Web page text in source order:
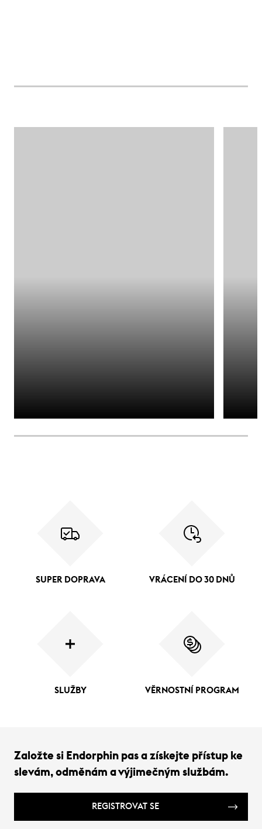
SUPER DOPRAVA VRÁCENÍ DO 30 DNŮ
SLUŽBY VĚRNOSTNÍ PROGRAM
Založte si Endorphin pas a získejte přístup ke
slevám, odměnám a výjimečným službám.
REGISTROVAT SE